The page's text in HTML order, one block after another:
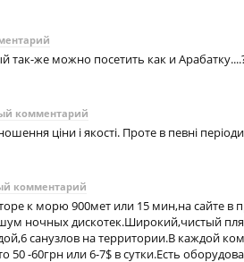
же можно посетить как и
комментарий
ціни і якості. Проте в певні
комментарий
к морю 900мет или 15 мин,на сайте в
ночных дискотек.Широкий,чистый
санузлов на территории.В каждой
50 -60грн или 6-7$ в сутки.Есть